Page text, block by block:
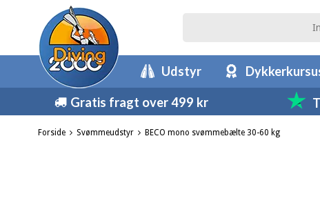
Udstyr
Gratis fragt over 499 kr
Forside Svømmeudstyr BECO mono svømmebælte 30-60 kg